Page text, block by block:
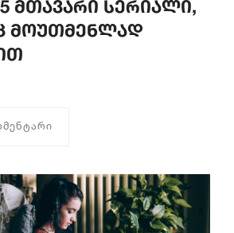
მთავარი სერიალი,
მოუთმენლად